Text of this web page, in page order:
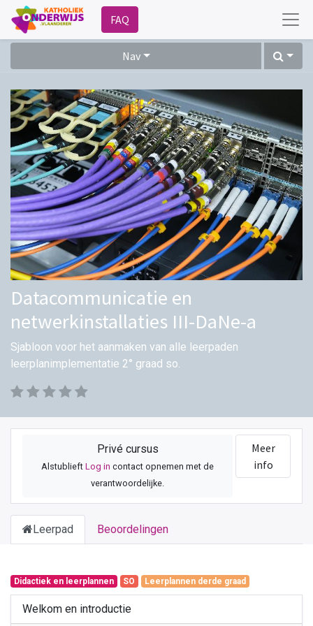
FAQ
Nav
Datacommunicatie en
netwerkinstallaties III-DaNe-a
Sjabloon voor het aanmaken van alle leerpaden
leerplanimplementatie 2° graad so.
Privé cursus
AlstublieftLog in contact opnemen met de
verantwoordelijke.
Meer
info
Leerpad Beoordelingen
Didactiek en leerplannen SO Leerplannen derde graad
Welkom en introductie